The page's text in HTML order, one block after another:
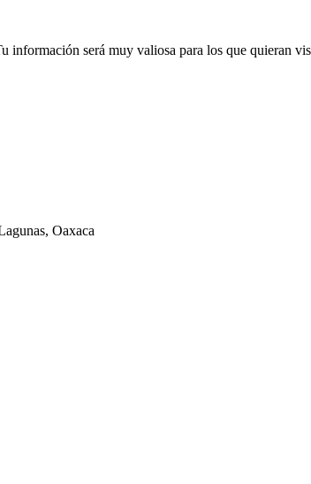
información será muy valiosa para los que quieran
Oaxaca